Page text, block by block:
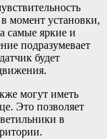
момент установки,
самые яркие и
подразумевает
будет
могут иметь
Это позволяет
в